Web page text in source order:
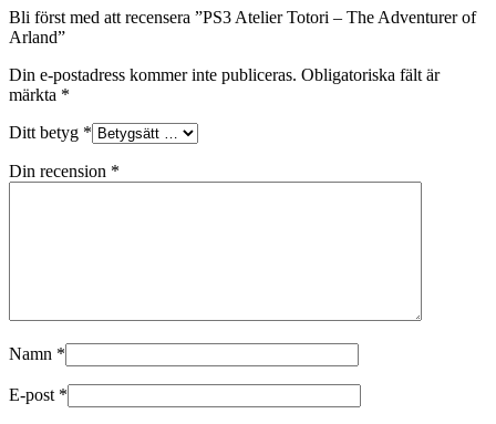
Bli först med att recensera ”PS3 Atelier Totori – The Adventurer of
Arland”
Din e-postadress kommer inte publiceras. Obligatoriska fält är
märkta *
Ditt betyg *
Din recension *
Namn *
E-post *